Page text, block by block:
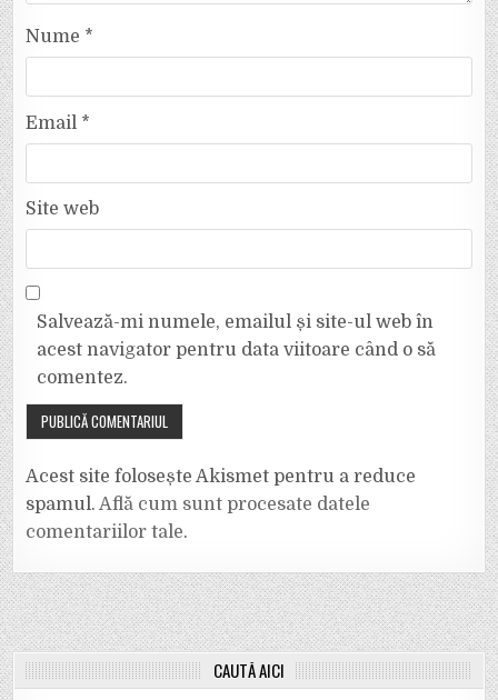
Nume *
Email *
Site web
Salvează-mi numele, emailul și site-ul web în
acest navigator pentru data viitoare când o să
comentez.
Acest site folosește Akismet pentru a reduce
spamul.Află cum sunt procesate datele
comentariilor tale.
CAUTĂ AICI